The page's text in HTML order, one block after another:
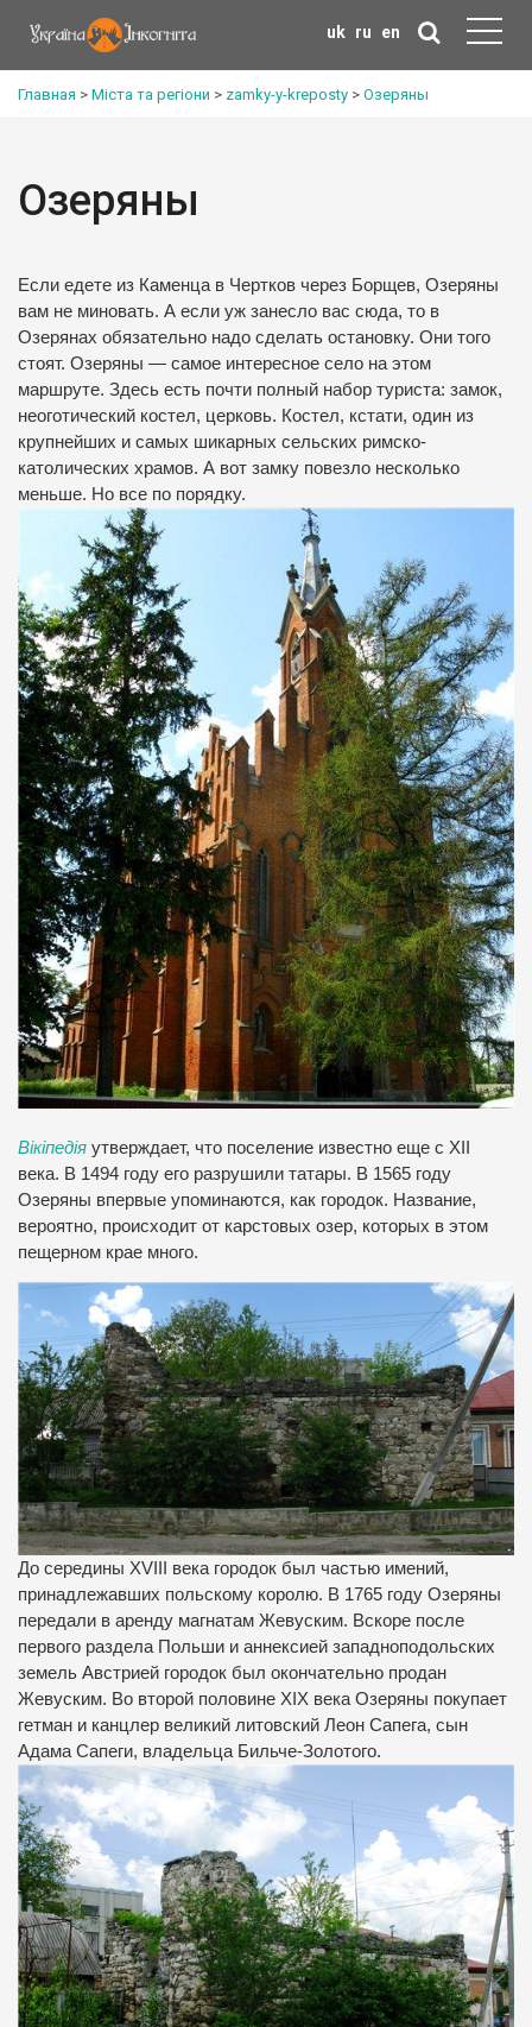
uk ru en
Главная > Міста та регіони > zamky-y-kreposty > Озеряны
Озеряны
Если едете из Каменца в Чертков через Борщев, Озеряны
вам не миновать. А если уж занесло вас сюда, то в
Озерянах обязательно надо сделать остановку. Они того
стоят. Озеряны — самое интересное село на этом
маршруте. Здесь есть почти полный набор туриста: замок,
неоготический костел, церковь. Костел, кстати, один из
крупнейших и самых шикарных сельских римско-
католических храмов. А вот замку повезло несколько
меньше. Но все по порядку.
Вікіпедія утверждает, что поселение известно еще с XII
века. В 1494 году его разрушили татары. В 1565 году
Озеряны впервые упоминаются, как городок. Название,
вероятно, происходит от карстовых озер, которых в этом
пещерном крае много.
До середины XVIII века городок был частью имений,
принадлежавших польскому королю. В 1765 году Озеряны
передали в аренду магнатам Жевуским. Вскоре после
первого раздела Польши и аннексией западноподольских
земель Австрией городок был окончательно продан
Жевуским. Во второй половине XIX века Озеряны покупает
гетман и канцлер великий литовский Леон Сапега, сын
Адама Сапеги, владельца Бильче-Золотого.